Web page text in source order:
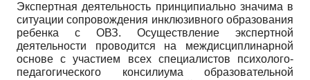
Экспертная деятельность принципиально значима в
ситуации сопровождения инклюзивного образования
ребенка с ОВЗ. Осуществление экспертной
деятельности проводится на междисциплинарной
основе с участием всех специалистов психолого­
педагогического консилиума образовательной